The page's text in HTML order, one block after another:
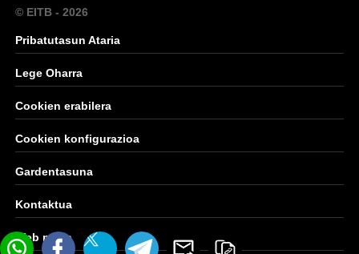
© EITB - 2026
Pribatutasun Ataria
Lege Oharra
Cookien erabilera
Cookien konfigurazioa
Gardentasuna
Kontaktua
Web mapa